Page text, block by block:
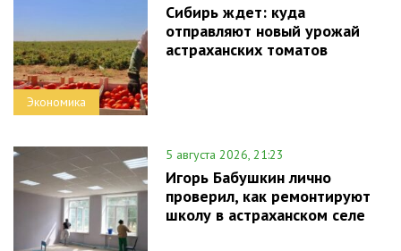
Экономика
Сибирь ждет: куда
отправляют новый урожай
астраханских томатов
5 августа 2026, 21:23
Игорь Бабушкин лично
проверил, как ремонтируют
школу в астраханском селе